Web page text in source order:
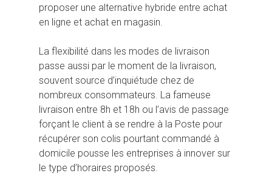
Hit enter to search or ESC to close
proposer une alternative hybride entre achat
en ligne et achat en magasin.
La flexibilité dans les modes de livraison
passe aussi par le moment de la livraison,
souvent source d’inquiétude chez de
nombreux consommateurs. La fameuse
livraison entre 8h et 18h ou l’avis de passage
forçant le client à se rendre à la Poste pour
récupérer son colis pourtant commandé à
domicile pousse les entreprises à innover sur
le type d’horaires proposés.